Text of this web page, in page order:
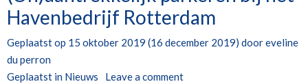
Havenbedrijf Rotterdam
Geplaatst op 15 oktober 2019 (16 december 2019) dooreveline
du perron
Geplaatst in Nieuws Leave a comment